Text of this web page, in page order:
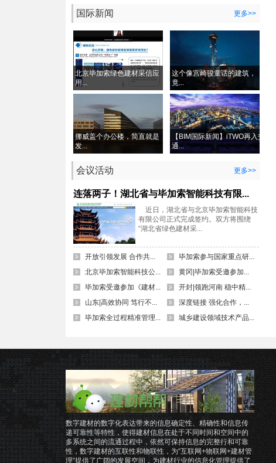
国际新闻 更多>>
北京毕加索绿色建材采信应
用...
这个像宫崎骏童话的建筑，
竟...
挪威盖个办公楼，简直就是
发...
【BIM国际新闻】iTWO再入交
通...
会议活动 更多>>
连落两子！湖北省与毕加索智能科技有限...
近日，湖北省与北京毕加索智能科技
有限公司正式完成签约。双方将围绕
“湖北省绿色建材采...
开放引领发展 合作共...
毕加索参与国家重点研...
北京毕加索智能科技公...
黄冈|毕加索受邀参加...
毕加索受邀参加《建材...
开封|领跑河南 稳中精...
山东|高效协同 笃行不...
深度链接 强化合作，...
毕加索全过程精准管理...
城乡建设领域技术产品...
数字建材的数字化表达带来的信息确定性、精确性和信息传
递可靠性等特性，使得建材信息在处于不同时间和空间中的
多系统之间的流通过程中，依然可保持信息的完整行和可靠
性，数字建材的互联性和物联性，为“互联网+物联网+建材管
理”提供了广阔的发展空间，为建材行业的信息化管理提供了